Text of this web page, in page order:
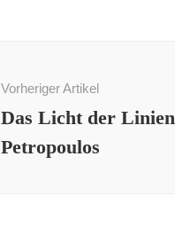
Vorheriger Artikel
Das Licht der
Petropoulos